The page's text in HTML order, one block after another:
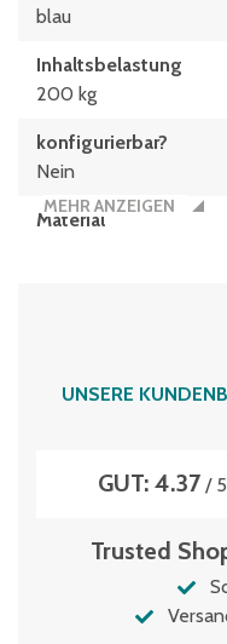
blau
Inhaltsbelastung
200 kg
konfigurierbar?
Nein
Material
121 Liter
MEHR ANZEIGEN
UNSERE
GUT: 4.37 /
Trusted